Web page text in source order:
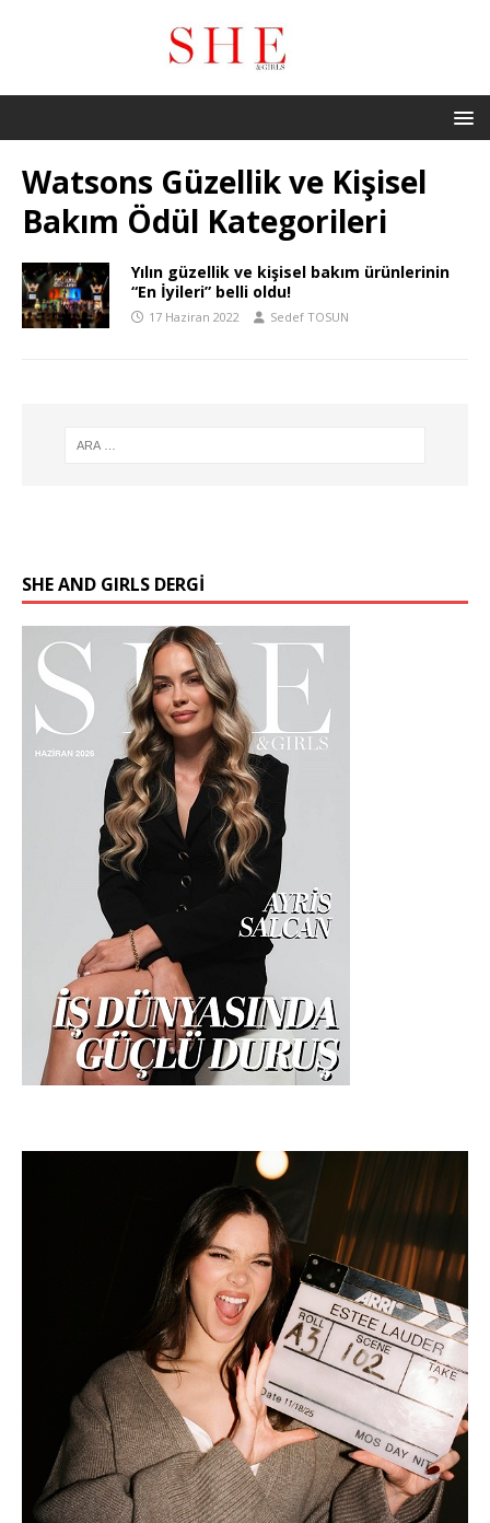
Watsons Güzellik ve Kişisel
Bakım Ödül Kategorileri
Yılın güzellik ve kişisel bakım ürünlerinin
“En İyileri” belli oldu!
17 Haziran 2022 Sedef TOSUN
SHE AND GIRLS DERGİ